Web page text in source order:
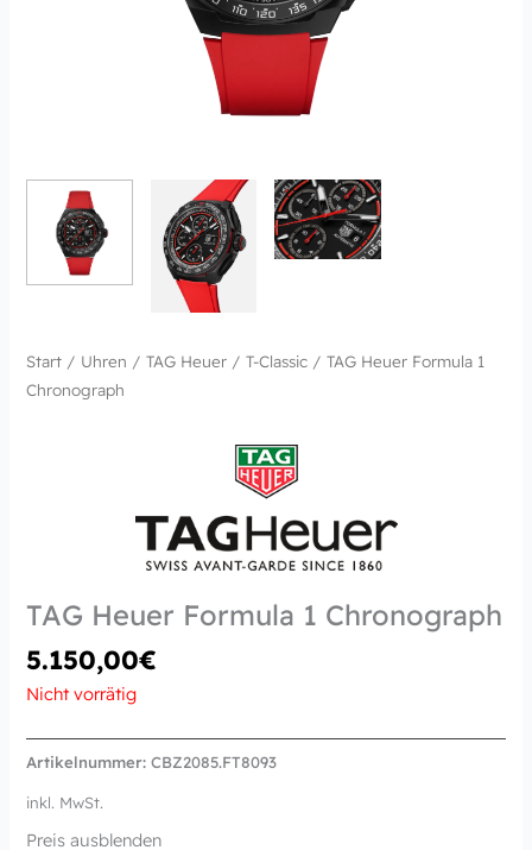
Start / Uhren /TAG Heuer /T-Classic / TAG Heuer Formula 1
Chronograph
TAG Heuer Formula 1 Chronograph
5.150,00€
Nicht vorrätig
Artikelnummer:CBZ2085.FT8093
inkl. MwSt.
Preis ausblenden